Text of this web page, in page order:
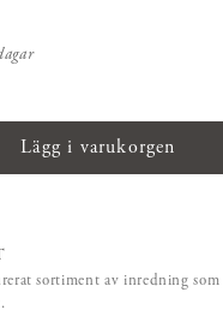
Lägg i varukorgen
sortiment av inredning som